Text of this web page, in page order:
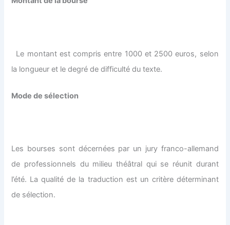
Le montant est compris entre 1000 et 2500 euros, selon
la longueur et le degré de difficulté du texte.
Mode de sélection
Les bourses sont décernées par un jury franco-allemand
de professionnels du milieu théâtral qui se réunit durant
l’été. La qualité de la traduction est un critère déterminant
de sélection.